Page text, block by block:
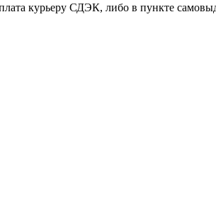
курьеру СДЭК, либо в пункте